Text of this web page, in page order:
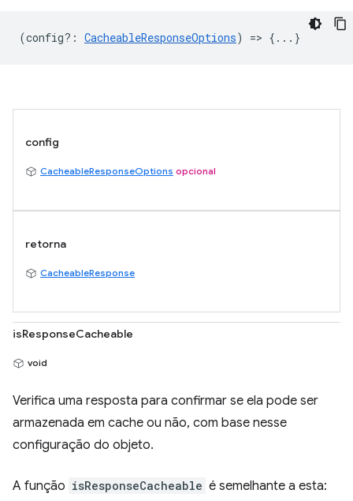
(config? : CacheableResponseOptions) => {...}
config
CacheableResponseOptions opcional
retorna
CacheableResponse
isResponseCacheable
void
Verifica uma resposta para confirmar se ela pode ser
armazenada em cache ou não, com base nesse
configuração do objeto.
A função isResponseCacheable é semelhante a esta: